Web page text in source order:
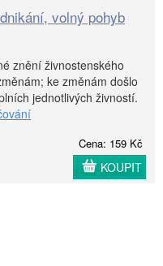
volný pohyb
znění živnostenského
ke změnám došlo
jednotlivých živností.
Cena: 159 Kč
KOUPIT